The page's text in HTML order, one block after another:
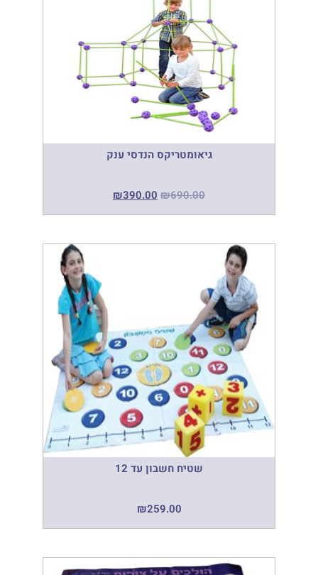
גיאומטריקס הנדסי ענק
₪690.00
₪390.00
שטיח חשבון עד 12
₪259.00